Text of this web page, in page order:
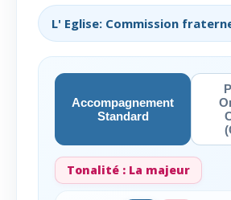
L' Eglise: Commission
Accompagnement
Standard
Tonalité : La majeur